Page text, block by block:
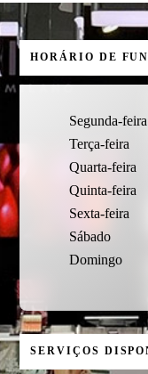
HORÁRIO DE
Segunda-feira
Terça-feira
Quarta-feira
Quinta-feira
Sexta-feira
Sábado
Domingo
SERVIÇOS